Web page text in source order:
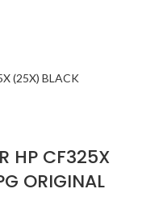
HP CF325X
ORIGINAL